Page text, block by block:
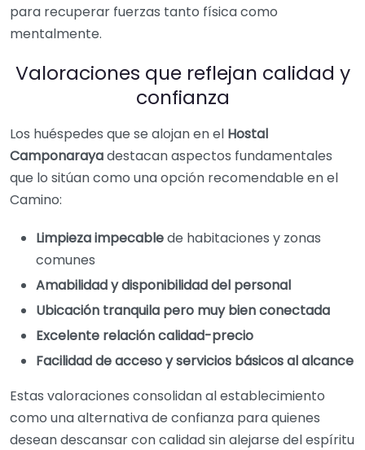
para recuperar fuerzas tanto física como
mentalmente.
Valoraciones que reflejan calidad y
confianza
Los huéspedes que se alojan en el Hostal
Camponarayadestacan aspectos fundamentales
que lo sitúan como una opción recomendable en el
Camino:
Limpieza impecablede habitaciones y zonas
comunes
Amabilidad y disponibilidad del personal
Ubicación tranquila pero muy bien conectada
Excelente relación calidad-precio
Facilidad de acceso y servicios básicos al alcance
Estas valoraciones consolidan al establecimiento
como una alternativa de confianza para quienes
desean descansar con calidad sin alejarse del espíritu